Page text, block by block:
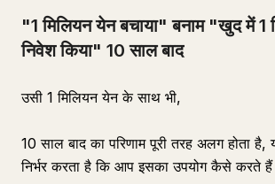
"1 मिलियन येन बचाया" बनाम "खुद में 1
निवेश किया" 10 साल बाद
उसी 1 मिलियन येन के साथ भी,
10 साल बाद का परिणाम पूरी तरह अलग होता है,
निर्भर करता है कि आप इसका उपयोग कैसे करते